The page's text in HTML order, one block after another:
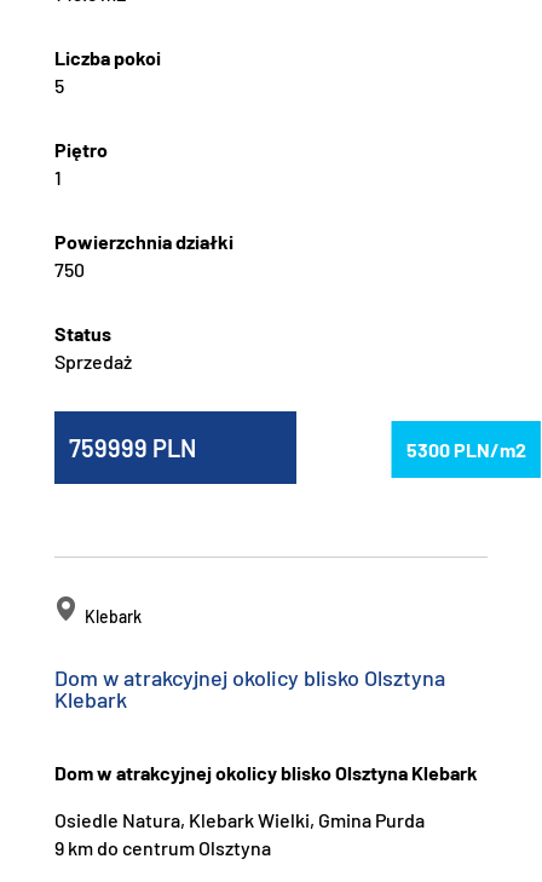
5
1
750
Sprzedaż
759999 5300
Klebark
Dom w atrakcyjnej okolicy blisko Olsztyna
Klebark
Dom w atrakcyjnej okolicy blisko Olsztyna Klebark
Osiedle Natura, Klebark Wielki, Gmina Purda
9 km do centrum Olsztyna